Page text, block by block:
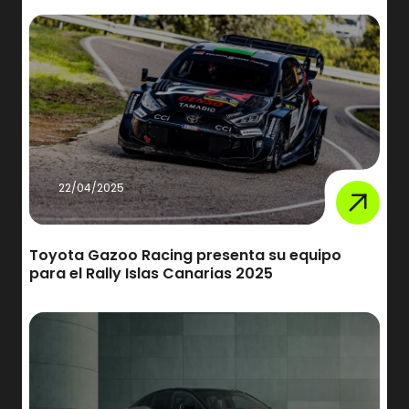
22/04/2025
Toyota Gazoo Racing presenta su equipo
para el Rally Islas Canarias 2025